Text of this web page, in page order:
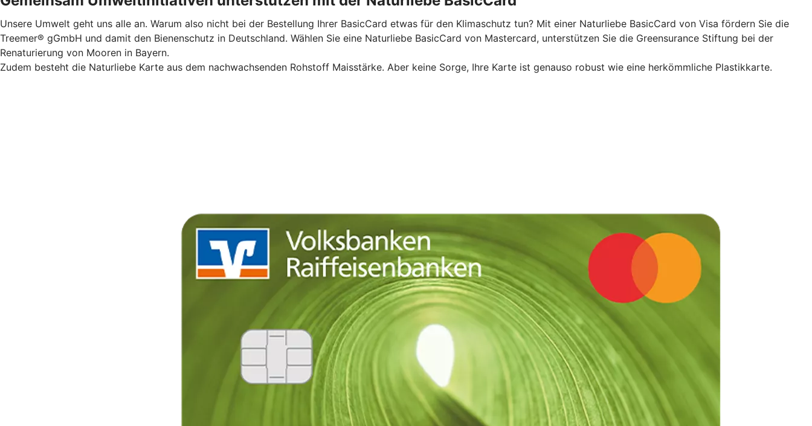
Unsere Umwelt geht uns alle an. Warum also nicht bei der Bestellung Ihrer BasicCard etwas für den Klimaschutz tun? Mit einer Naturliebe BasicCard von Visa fördern Sie die
Treemer® gGmbH und damit den Bienenschutz in Deutschland. Wählen Sie eine Naturliebe BasicCard von Mastercard, unterstützen Sie die Greensurance Stiftung bei der
Renaturierung von Mooren in Bayern.
Zudem besteht die Naturliebe Karte aus dem nachwachsenden Rohstoff Maisstärke. Aber keine Sorge, Ihre Karte ist genauso robust wie eine herkömmliche Plastikkarte.